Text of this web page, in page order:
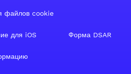
файлов cookie
для iOS Форма DSAR